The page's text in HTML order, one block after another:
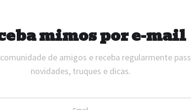
mimos por e-mail
de amigos e receba regularmente
novidades, truques e dicas.